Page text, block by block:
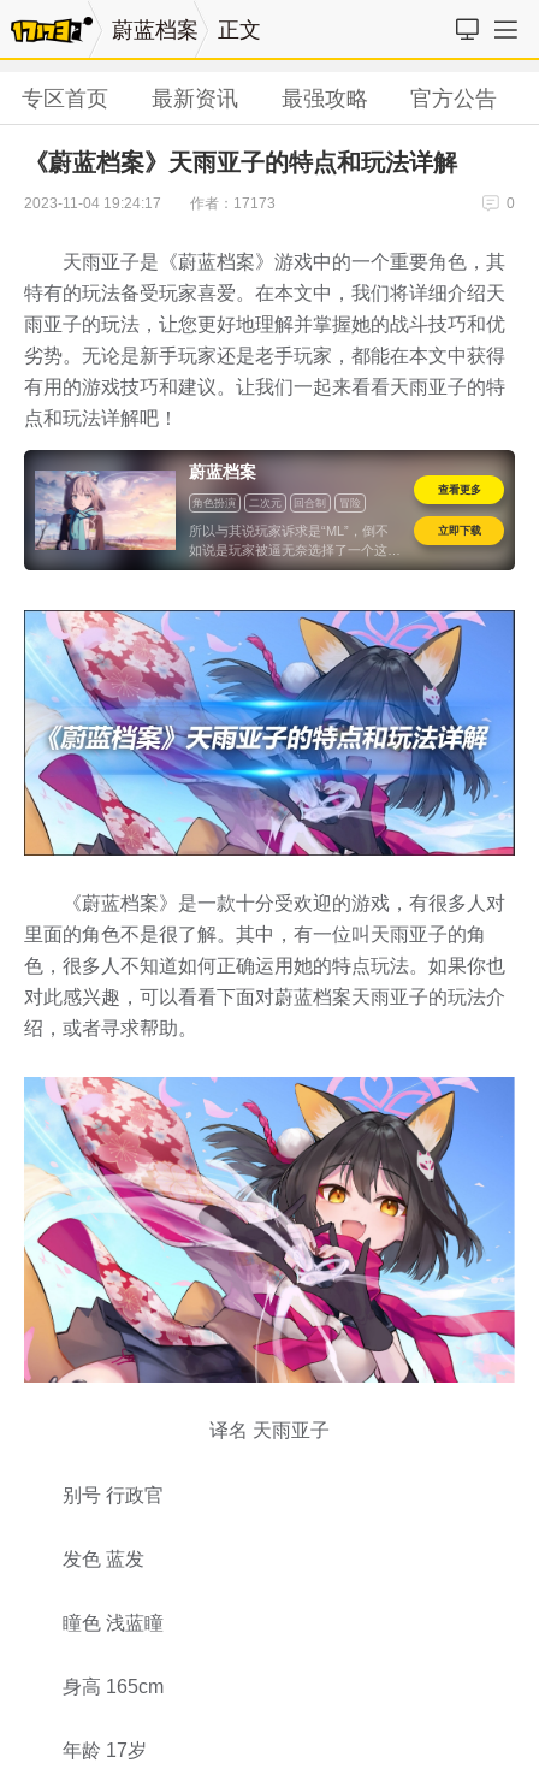
蔚蓝档案 正文
专区首页 最新资讯 最强攻略 官方公告
《蔚蓝档案》天雨亚子的特点和玩法详解
2023-11-04 19:24:17 作者：17173 0
天雨亚子是《蔚蓝档案》游戏中的一个重要角色，其
特有的玩法备受玩家喜爱。在本文中，我们将详细介绍天
雨亚子的玩法，让您更好地理解并掌握她的战斗技巧和优
劣势。无论是新手玩家还是老手玩家，都能在本文中获得
有用的游戏技巧和建议。让我们一起来看看天雨亚子的特
点和玩法详解吧！
蔚蓝档案
角色扮演 二次元 回合制
冒险
美少女
所以与其说玩家诉求是“ML”，倒不
如说是玩家被逼无奈选择了一个这
样“极端”的对话渠道..
查看更多
立即下载
《蔚蓝档案》是一款十分受欢迎的游戏，有很多人对
里面的角色不是很了解。其中，有一位叫天雨亚子的角
色，很多人不知道如何正确运用她的特点玩法。如果你也
对此感兴趣，可以看看下面对蔚蓝档案天雨亚子的玩法介
绍，或者寻求帮助。
译名 天雨亚子
别号 行政官
发色 蓝发
瞳色 浅蓝瞳
身高 165cm
年龄 17岁